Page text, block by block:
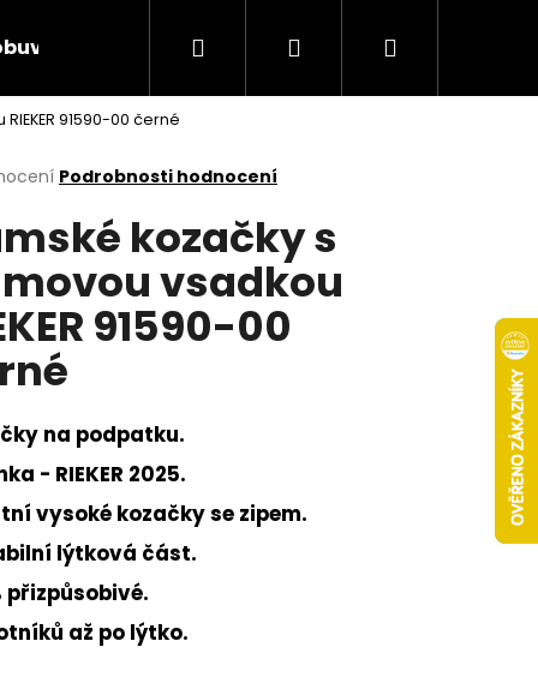
Rieker Výprodej AKCE týdne
Hledat PřihlášeníNákupní
91590-00 černé
Podrobnosti hodnocení
kozačky s
vsadkou
91590-00
na podpatku.
- RIEKER 2025.
vysoké kozačky se zipem.
lýtková část.
přizpůsobivé.
až po lýtko.
NA VYŠŠÍM KLÍNKU